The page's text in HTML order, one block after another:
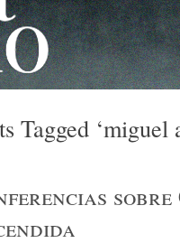
Tagged ‘miguel
sobre